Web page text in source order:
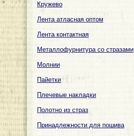
Кружево
Лента атласная оптом
Лента контактная
Металлофурнитура со стразами
Молнии
Пайетки
Плечевые накладки
Полотно из страз
Принадлежности для пошива